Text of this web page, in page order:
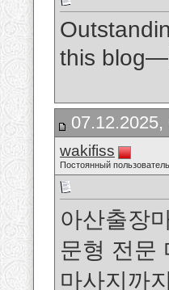
this
07.12.2025,
wakifiss
Постоянный пользователь
아산출장
문형 전문
마사지까